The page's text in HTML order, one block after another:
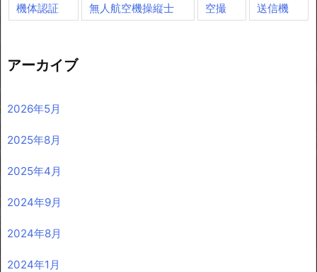
機体認証
無人航空機操縦士 空撮 送信機
アーカイブ
2026年5月
2025年8月
2025年4月
2024年9月
2024年8月
2024年1月